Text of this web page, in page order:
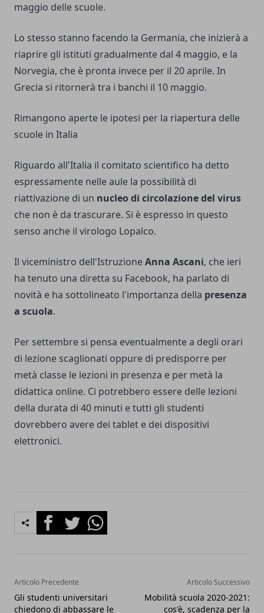
maggio delle scuole.
Lo stesso stanno facendo la Germania, che inizierà a
riaprire gli istituti gradualmente dal 4 maggio, e la
Norvegia, che è pronta invece per il 20 aprile. In
Grecia si ritornerà tra i banchi il 10 maggio.
Rimangono aperte le ipotesi per la riapertura delle
scuole in Italia
Riguardo all'Italia il comitato scientifico ha detto
espressamente nelle aule la possibilità di
riattivazione di un nucleo di circolazione del virus
che non è da trascurare. Si è espresso in questo
senso anche il virologo Lopalco.
Il viceministro dell'IstruzioneAnna Ascani, che ieri
ha tenuto una diretta su Facebook, ha parlato di
novità e ha sottolineato l'importanza della presenza
a scuola.
Per settembre si pensa eventualmente a degli orari
di lezione scaglionati oppure di predisporre per
metà classe le lezioni in presenza e per metà la
didattica online. Ci potrebbero essere delle lezioni
della durata di 40 minuti e tutti gli studenti
dovrebbero avere dei tablet e dei dispositivi
elettronici.
FacebookTwitterWhatsapp
Articolo Precedente
Gli studenti universitari
chiedono di abbassare le
Articolo Successivo
Mobilità scuola 2020-2021:
cos'è, scadenza per la